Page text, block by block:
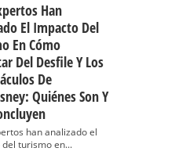
Han
El Impacto Del
En Cómo
Del Desfile Y Los
De
Quiénes Son Y
han analizado el
turismo en...